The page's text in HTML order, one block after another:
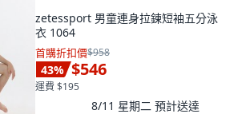
zetessport 男童連身拉鍊短袖五分泳
衣 1064
首購折扣價$958
43% $546
運費 $195
8/11 星期二 預計送達